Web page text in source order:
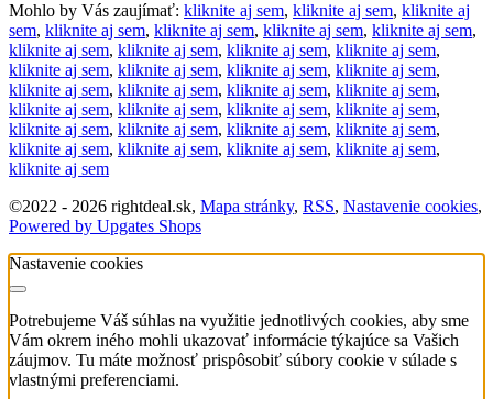
Mohlo by Vás zaujímať: kliknite aj sem, kliknite aj sem, kliknite aj
sem, kliknite aj sem, kliknite aj sem, kliknite aj sem, kliknite aj sem,
kliknite aj sem, kliknite aj sem, kliknite aj sem, kliknite aj sem,
kliknite aj sem, kliknite aj sem, kliknite aj sem, kliknite aj sem,
kliknite aj sem, kliknite aj sem, kliknite aj sem, kliknite aj sem,
kliknite aj sem, kliknite aj sem, kliknite aj sem, kliknite aj sem,
kliknite aj sem, kliknite aj sem, kliknite aj sem, kliknite aj sem,
kliknite aj sem, kliknite aj sem, kliknite aj sem, kliknite aj sem,
kliknite aj sem
©2022 - 2026 rightdeal.sk, Mapa stránky, RSS, Nastavenie cookies,
Powered by Upgates Shops
Nastavenie cookies
Potrebujeme Váš súhlas na využitie jednotlivých cookies, aby sme
Vám okrem iného mohli ukazovať informácie týkajúce sa Vašich
záujmov. Tu máte možnosť prispôsobiť súbory cookie v súlade s
vlastnými preferenciami.